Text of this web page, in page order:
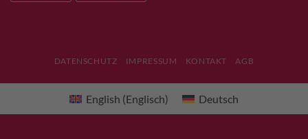
DATENSCHUTZ IMPRESSUM KONTAKT AGB
English (Englisch) Deutsch